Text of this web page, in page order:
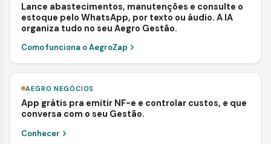
Lance abastecimentos, manutenções e consulte o
estoque pelo WhatsApp, por texto ou áudio. A IA
organiza tudo no seu Aegro Gestão.
Como funciona o AegroZap
AEGRO NEGÓCIOS
App grátis pra emitir NF-e e controlar custos, e que
conversa com o seu Gestão.
Conhecer